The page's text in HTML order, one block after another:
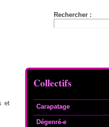
Rechercher :
Collectifs
Carapatage
Dégenré-e
et